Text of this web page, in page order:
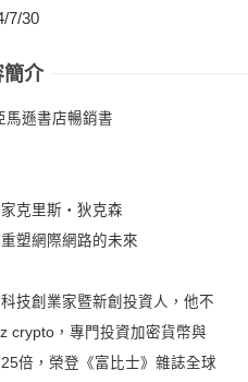
7/30
簡介
馬遜書店暢銷書
克里斯‧狄克森
塑網際網路的未來
技創業家暨新創投資人，他不
crypto，專門投資加密貨幣與
倍，榮登《富比士》雜誌全球